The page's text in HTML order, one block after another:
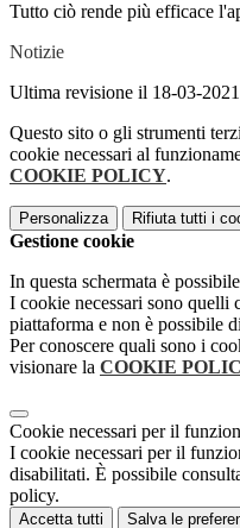
Tutto ciò rende più efficace
Notizie
Ultima revisione il 18-03-2021
Questo sito o gli strumenti
cookie necessari al
COOKIE POLICY.
Personalizza Rifiuta tutti i
Gestione cookie
In questa schermata è
I cookie necessari sono quelli
piattaforma e non è possibile
Per conoscere quali sono i
visionare la COOKIE
Cookie necessari per il
I cookie necessari per il
disabilitati. È possibile
policy.
Accetta tutti Salva le